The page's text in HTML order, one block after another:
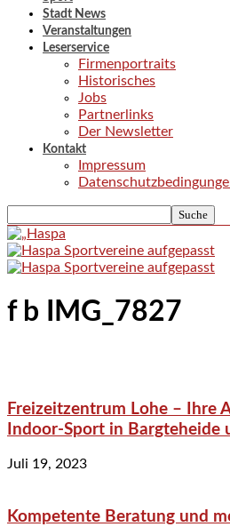
Stadt News
Veranstaltungen
Leserservice
Firmenportraits
Historisches
Jobs
Partnerlinks
Der Newsletter
Kontakt
Impressum
f b IMG_7827
Freizeitzentrum Lohe – Ihre
Indoor-Sport in Bargteheide
Juli 19, 2023
Kompetente Beratung und